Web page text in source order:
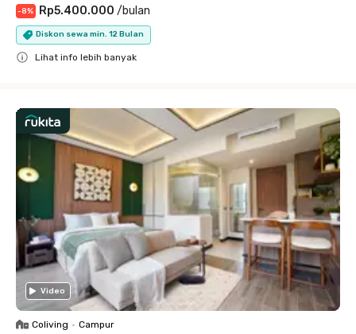
-8% Rp5.400.000 /bulan
Diskon sewa min. 12 Bulan
Lihat info lebih banyak
Video
Coliving • Campur